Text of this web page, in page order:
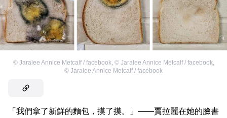
© Jaralee Annice Metcalf / facebook, © Jaralee Annice Metcalf / facebook,
© Jaralee Annice Metcalf / facebook
「我們拿了新鮮的麵包，摸了摸。」——賈拉麗在她的臉書